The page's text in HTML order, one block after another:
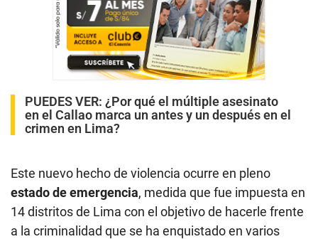
PUEDES VER: ¿Por qué el múltiple asesinato
en el Callao marca un antes y un después en el
crimen en Lima?
Este nuevo hecho de violencia ocurre en pleno
estado de emergencia, medida que fue impuesta en
14 distritos de Lima con el objetivo de hacerle frente
a la criminalidad que se ha enquistado en varios